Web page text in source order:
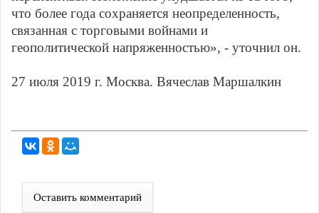
что более года сохраняется неопределенность,
связанная с торговыми войнами и
геополитической напряженностью», - уточнил он.
27 июля 2019 г. Москва. Вячеслав Маршалкин
Оставить комментарий